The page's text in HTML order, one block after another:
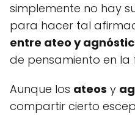
simplemente no hay
para hacer tal
entre ateo y
de pensamiento en la
Aunque los ateos y
compartir cierto